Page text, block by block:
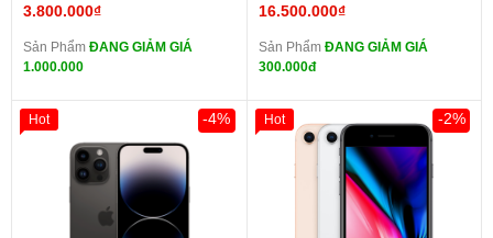
3.800.000₫
Sản Phẩm ĐANG GIẢM GIÁ
1.000.000
16.500.000₫
Sản Phẩm ĐANG GIẢM GIÁ
300.000đ
-4%
Hot -2%
Hot